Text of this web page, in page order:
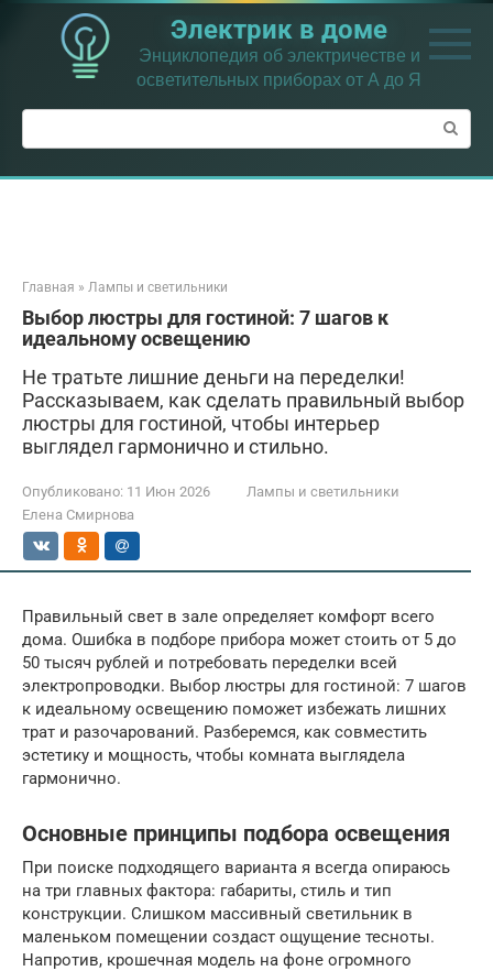
Перейти
контенту
Электрик в доме
Энциклопедия об электричестве и
осветительных приборах от А до Я
Поиск:
Главная » Лампы и светильники
Выбор люстры для гостиной: 7 шагов к
идеальному освещению
Не тратьте лишние деньги на переделки!
Рассказываем, как сделать правильный выбор
люстры для гостиной, чтобы интерьер
выглядел гармонично и стильно.
Опубликовано: 11 Июн 2026
Лампы и светильники
Елена Смирнова
Правильный свет в зале определяет комфорт всего
дома. Ошибка в подборе прибора может стоить от 5 до
50 тысяч рублей и потребовать переделки всей
электропроводки. Выбор люстры для гостиной: 7 шагов
к идеальному освещению поможет избежать лишних
трат и разочарований. Разберемся, как совместить
эстетику и мощность, чтобы комната выглядела
гармонично.
Основные принципы подбора освещения
При поиске подходящего варианта я всегда опираюсь
на три главных фактора: габариты, стиль и тип
конструкции. Слишком массивный светильник в
маленьком помещении создаст ощущение тесноты.
Напротив, крошечная модель на фоне огромного